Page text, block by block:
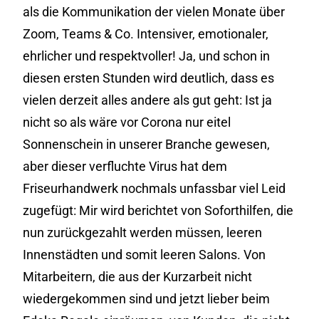
als die Kommunikation der vielen Monate über
Zoom, Teams & Co. Intensiver, emotionaler,
ehrlicher und respektvoller! Ja, und schon in
diesen ersten Stunden wird deutlich, dass es
vielen derzeit alles andere als gut geht: Ist ja
nicht so als wäre vor Corona nur eitel
Sonnenschein in unserer Branche gewesen,
aber dieser verfluchte Virus hat dem
Friseurhandwerk nochmals unfassbar viel Leid
zugefügt: Mir wird berichtet von Soforthilfen, die
nun zurückgezahlt werden müssen, leeren
Innenstädten und somit leeren Salons. Von
Mitarbeitern, die aus der Kurzarbeit nicht
wiedergekommen sind und jetzt lieber beim